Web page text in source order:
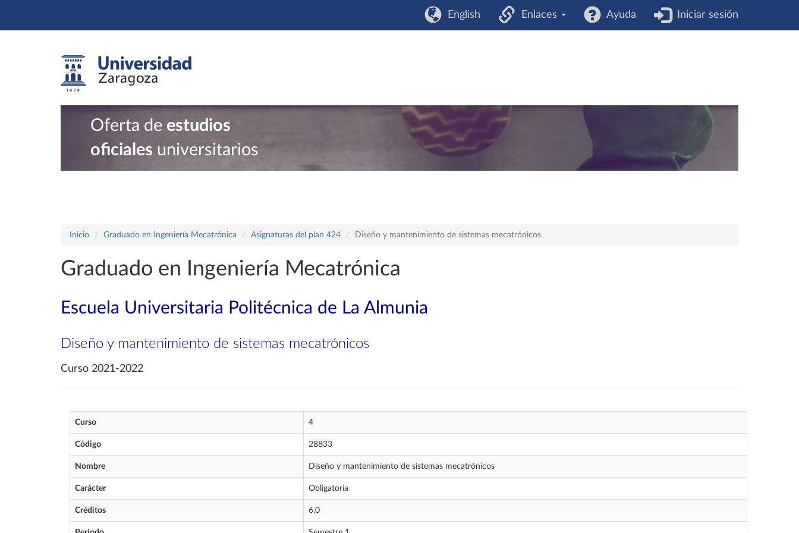
English Enlaces Ayuda Iniciar sesión
Oferta de estudios
oficiales universitarios
Inicio Graduado en Ingeniería Mecatrónica Asignaturas del plan 424 Diseño y mantenimiento de sistemas mecatrónicos
Graduado en Ingeniería Mecatrónica
Escuela Universitaria Politécnica de La Almunia
Diseño y mantenimiento de sistemas mecatrónicos
Curso 2021-2022
Curso 4
Código 28833
Nombre Diseño y mantenimiento de sistemas mecatrónicos
Carácter Obligatoria
Créditos 6,0